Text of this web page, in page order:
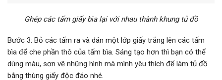
Ghép các tấm giấy bìa lại với nhau thành khung tủ đồ
Bước 3: Bỏ các tấm ra và dán một lớp giấy trắng lên các tấm
bìa để che phần thô của tấm bìa. Sáng tạo hơn thì bạn có thể
dùng màu, sơn vẽ những hình mà mình yêu thích để làm tủ đồ
bằng thùng giấy độc đáo nhé.